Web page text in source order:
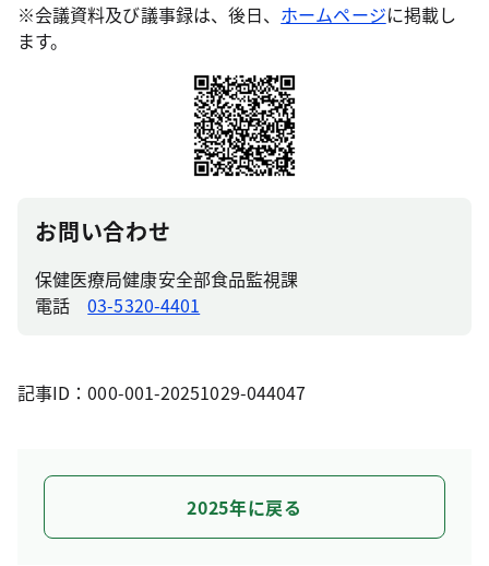
※会議資料及び議事録は、後日、 ホームページに掲載し
ます。
お問い合わせ
保健医療局健康安全部食品監視課
電話03-5320-4401
記事ID：000-001-20251029-044047
2025年に戻る